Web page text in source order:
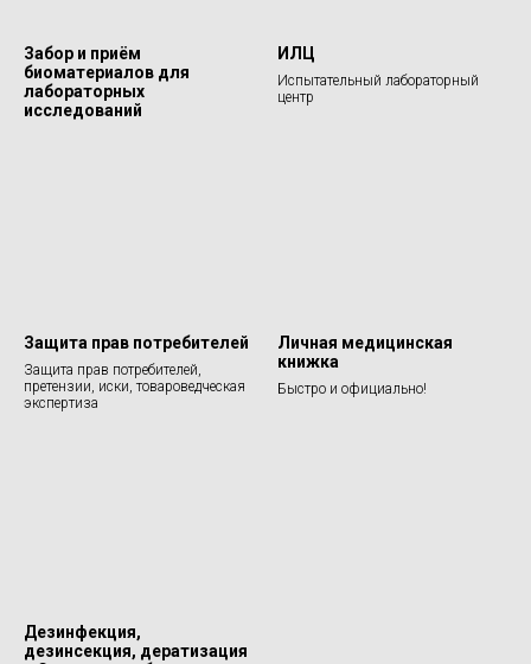
Забор и приём
биоматериалов для
лабораторных
исследований
ИЛЦ
Испытательный лабораторный
центр
Защита прав потребителей
Защита прав потребителей,
претензии, иски, товароведческая
экспертиза
Личная медицинская
книжка
Быстро и официально!
Дезинфекция,
дезинсекция, дератизация